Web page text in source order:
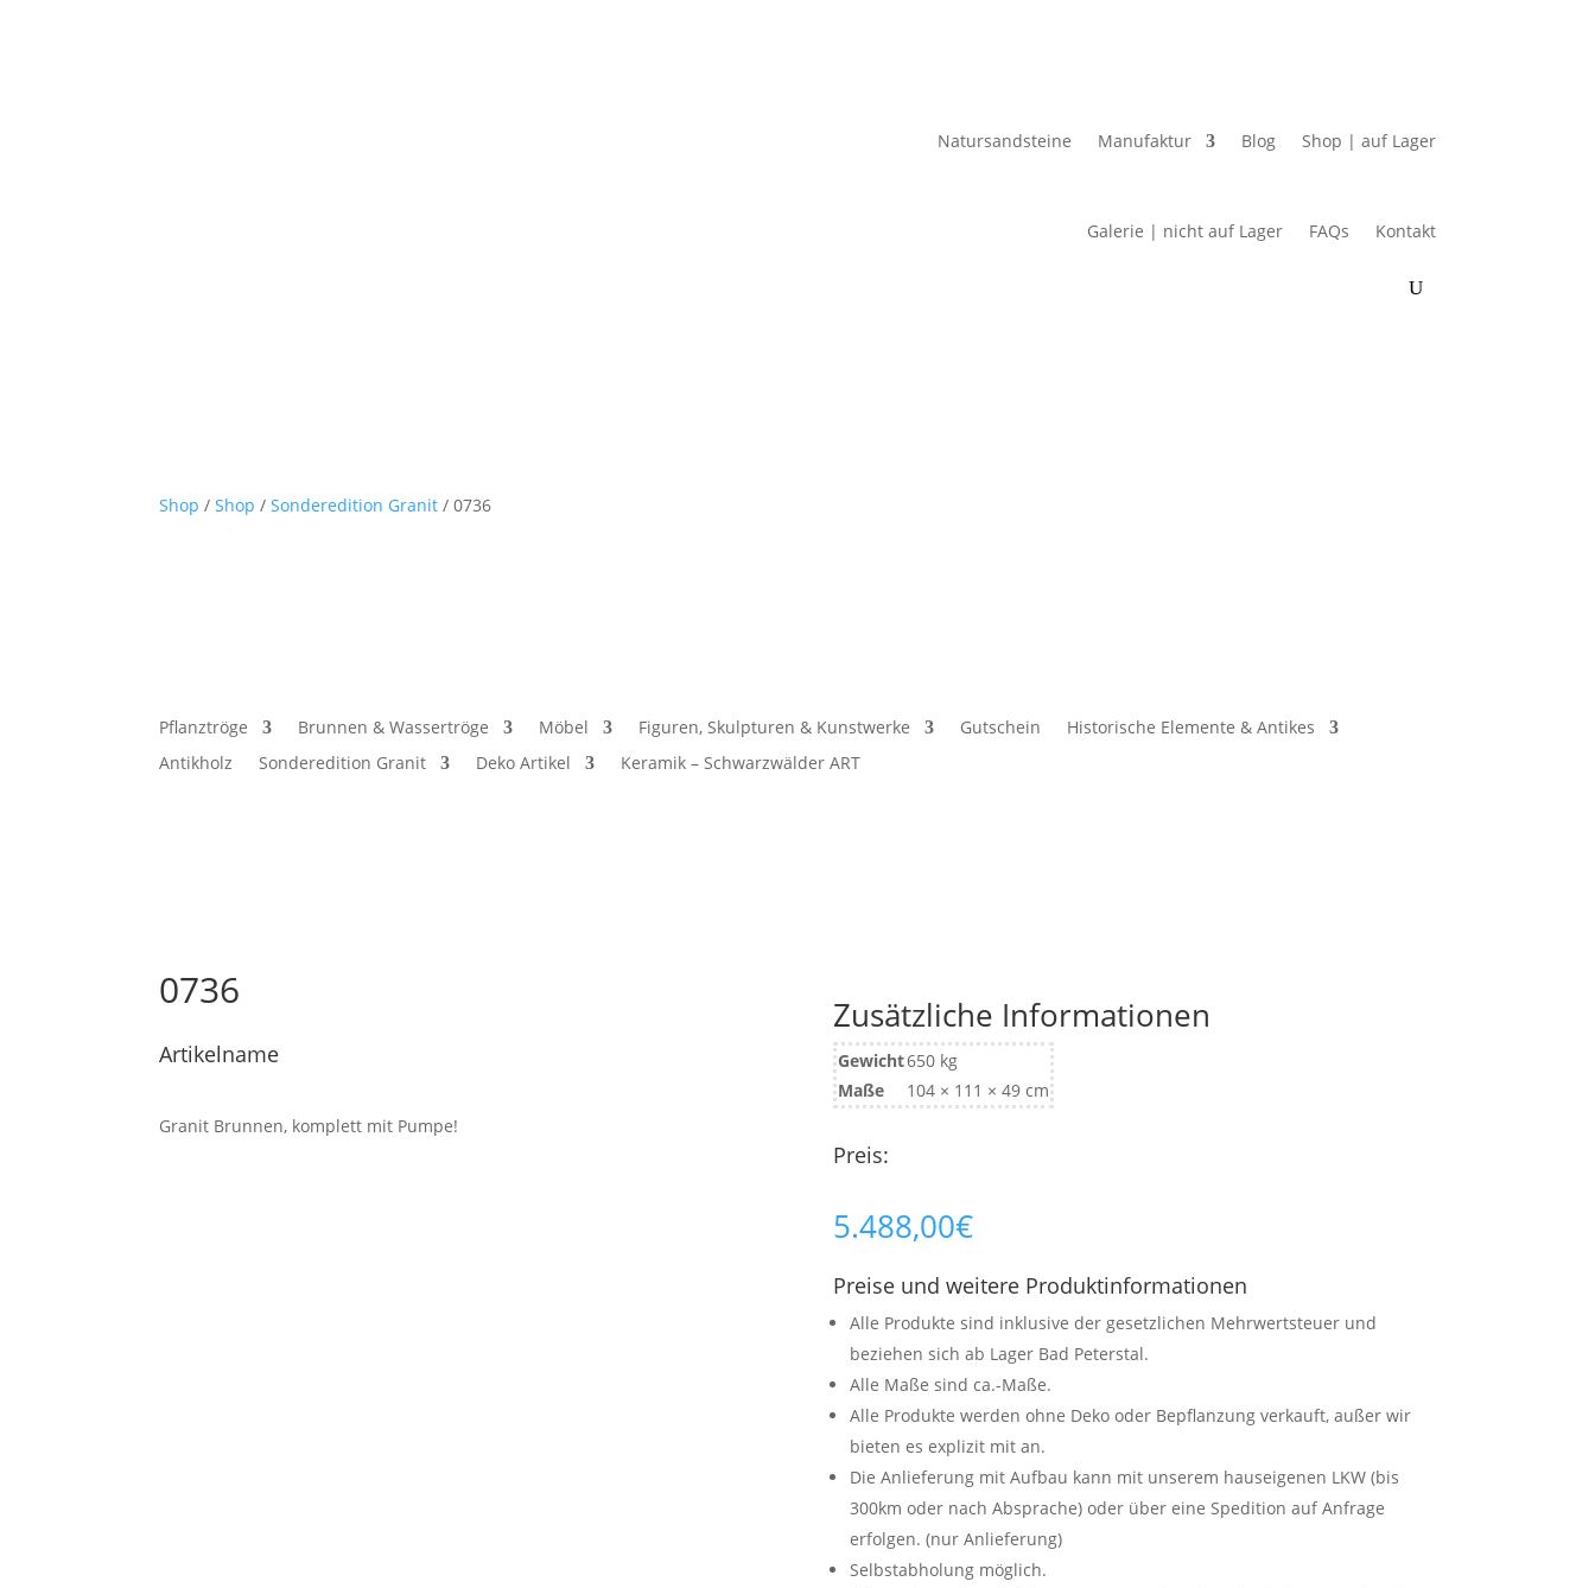
Natursandsteine Manufaktur Blog Shop | auf Lager
Galerie | nicht auf Lager FAQs Kontakt
Shop /Shop /Sonderedition Granit / 0736
Pflanztröge Brunnen & Wassertröge Möbel Figuren, Skulpturen & Kunstwerke Gutschein
Historische Elemente & Antikes
Antikholz
Sonderedition Granit Deko Artikel Keramik – Schwarzwälder ART
0736
Artikelname
Granit Brunnen, komplett mit Pumpe!
Zusätzliche Informationen
Gewicht650 kg
Maße
104 × 111 × 49 cm
Preis:
5.488,00€
Preise und weitere Produktinformationen
Alle Produkte sind inklusive der gesetzlichen Mehrwertsteuer und
beziehen sich ab Lager Bad Peterstal.
Alle Maße sind ca.-Maße.
Alle Produkte werden ohne Deko oder Bepflanzung verkauft, außer wir
bieten es explizit mit an.
Die Anlieferung mit Aufbau kann mit unserem hauseigenen LKW (bis
300km oder nach Absprache) oder über eine Spedition auf Anfrage
erfolgen. (nur Anlieferung)
Selbstabholung möglich.